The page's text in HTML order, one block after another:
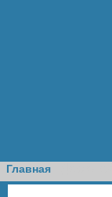
Главная